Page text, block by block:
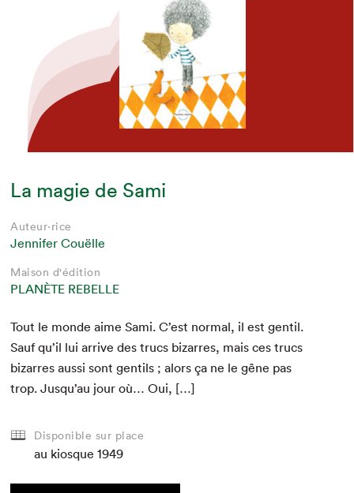
La magie de Sami
Auteur·rice
Jennifer Couëlle
Maison d'édition
PLANÈTE REBELLE
Tout le monde aime Sami. C’est nor­mal, il est gen­til.
Sauf qu’il lui arrive des trucs bizarres, mais ces trucs
bizarres aus­si sont gen­tils ; alors ça ne le gêne pas
trop. Jusqu’au jour où… Oui, […]
Disponible sur place
au kiosque 1949